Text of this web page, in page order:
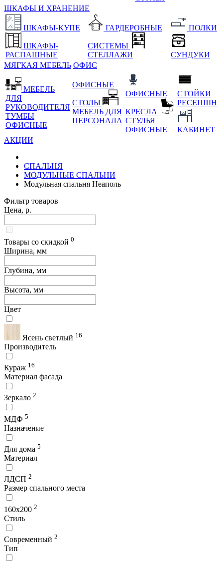
ШКАФЫ И ХРАНЕНИЕ
ШКАФЫ-КУПЕ
ШКАФЫ-
РАСПАШНЫЕ
ГАРДЕРОБНЫЕ
СИСТЕМЫ
СТЕЛЛАЖИ
ПОЛКИ
СУНДУКИ
МЯГКАЯ МЕБЕЛЬ ОФИС
МЕБЕЛЬ
ДЛЯ
РУКОВОДИТЕЛЯ
ТУМБЫ
ОФИСНЫЕ
ОФИСНЫЕ
СТОЛЫ
МЕБЕЛЬ ДЛЯ
ПЕРСОНАЛА
ОФИСНЫЕ
КРЕСЛА
СТУЛЬЯ
ОФИСНЫЕ
СТОЙКИ
РЕСЕПШН
КАБИНЕТ
АКЦИИ
СПАЛЬНЯ
МОДУЛЬНЫЕ СПАЛЬНИ
Модульная спальня Неаполь
Фильтр товаров
Цена, р.
Товары со скидкой 0
Ширина, мм
Глубина, мм
Высота, мм
Цвет
Ясень светлый 16
Производитель
Кураж 16
Материал фасада
Зеркало 2
МДФ 5
Назначение
Для дома 5
Материал
ЛДСП 2
Размер спального места
160х200 2
Стиль
Современный 2
Тип